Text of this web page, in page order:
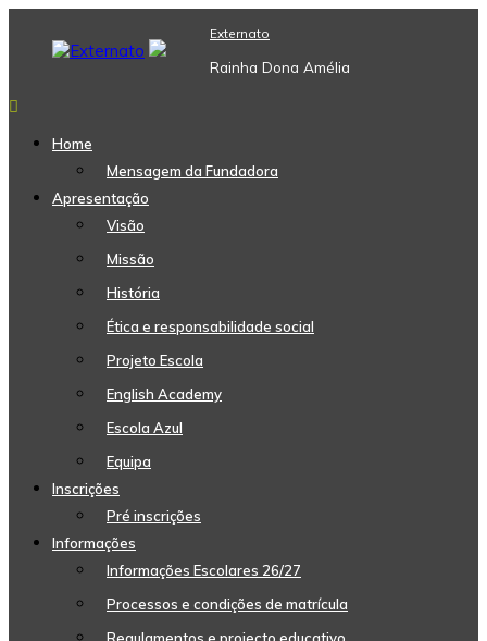
content
Externato
Rainha Dona Amélia
Home
Mensagem da Fundadora
Apresentação
Visão
Missão
História
Ética e responsabilidade social
Projeto Escola
English Academy
Escola Azul
Equipa
Inscrições
Pré inscrições
Informações
Informações Escolares 26/27
Processos e condições de matrícula